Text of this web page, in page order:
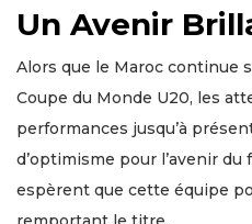
Un Avenir
Alors que le Maroc continue
Coupe du Monde U20, les
performances jusqu’à
d’optimisme pour l’avenir
espèrent que cette équipe